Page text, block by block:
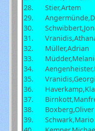
28.
Stier,Artem
29.
30.
31.
32.
Müller,Adrian
33.
34.
35.
36.
37.
38.
Boxberg,Oliver
39.
Schwark,Mario